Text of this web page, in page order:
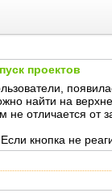
проектов
найти на
не отличается от
Если кнопка не